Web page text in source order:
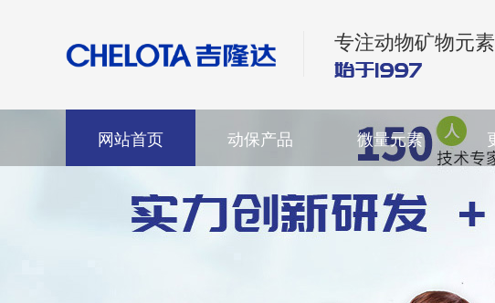
专注动物矿物元
网站首页 动保产品 微量元素